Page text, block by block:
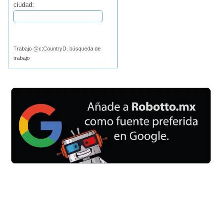
ciudad:
Trabajo @c:CountryD, búsqueda de
trabajo